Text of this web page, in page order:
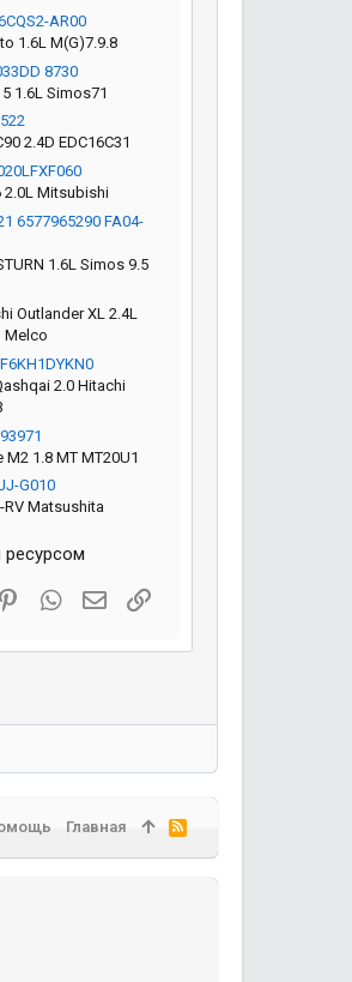
AR00
1.6L M(G)7.9.8
8730
1.6L Simos71
2.4D EDC16C31
2.0L Mitsubishi
6577965290 FA04-
1.6L Simos 9.5
Outlander XL 2.4L
Melco
2.0 Hitachi
M2 1.8 MT MT20U1
G010
RV Matsushita
ресурсом
PinterestWhatsAppЭлектронная почта
Ссылка
Главная
R
S
S